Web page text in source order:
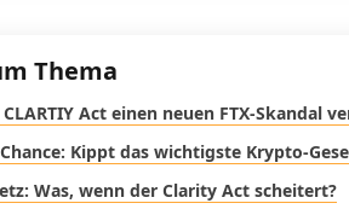
Thema
Act einen neuen FTX-Skandal
Kippt das wichtigste Krypto-
Was, wenn der Clarity Act scheitert?